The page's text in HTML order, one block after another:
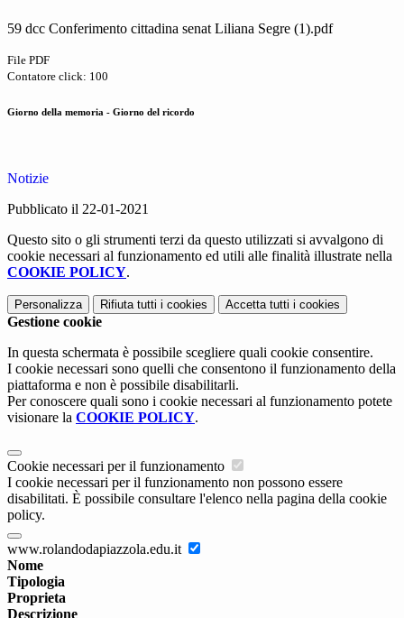
59 dcc Conferimento cittadina senat Liliana Segre (1).pdf
File PDF
Contatore click: 100
Giorno della memoria - Giorno del ricordo
Notizie
Pubblicato il 22-01-2021
Questo sito o gli strumenti terzi da questo utilizzati si avvalgono di
cookie necessari al funzionamento ed utili alle finalità illustrate nella
COOKIE POLICY.
Personalizza Rifiuta tutti i cookies Accetta tutti i cookies
Gestione cookie
In questa schermata è possibile scegliere quali cookie consentire.
I cookie necessari sono quelli che consentono il funzionamento della
piattaforma e non è possibile disabilitarli.
Per conoscere quali sono i cookie necessari al funzionamento potete
visionare la COOKIE POLICY.
Cookie necessari per il funzionamento
I cookie necessari per il funzionamento non possono essere
disabilitati. È possibile consultare l'elenco nella pagina della cookie
policy.
www.rolandodapiazzola.edu.it
Nome
Tipologia
Proprieta
Descrizione